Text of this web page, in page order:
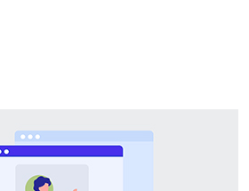
销售需要一些特定的资质和合规要